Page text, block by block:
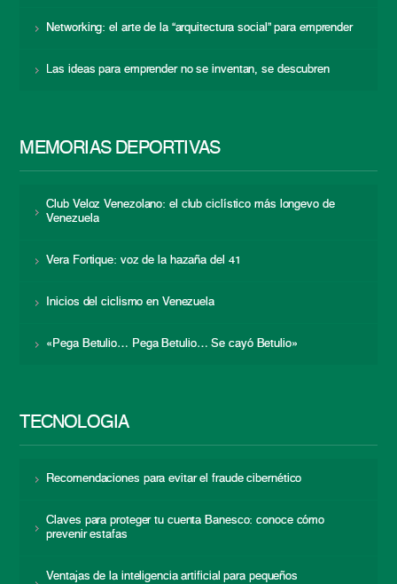
Networking: el arte de la “arquitectura social” para emprender
Las ideas para emprender no se inventan, se descubren
MEMORIAS DEPORTIVAS
Club Veloz Venezolano: el club ciclístico más longevo de
Venezuela
Vera Fortique: voz de la hazaña del 41
Inicios del ciclismo en Venezuela
«Pega Betulio… Pega Betulio… Se cayó Betulio»
TECNOLOGÍA
Recomendaciones para evitar el fraude cibernético
Claves para proteger tu cuenta Banesco: conoce cómo
prevenir estafas
Ventajas de la inteligencia artificial para pequeños